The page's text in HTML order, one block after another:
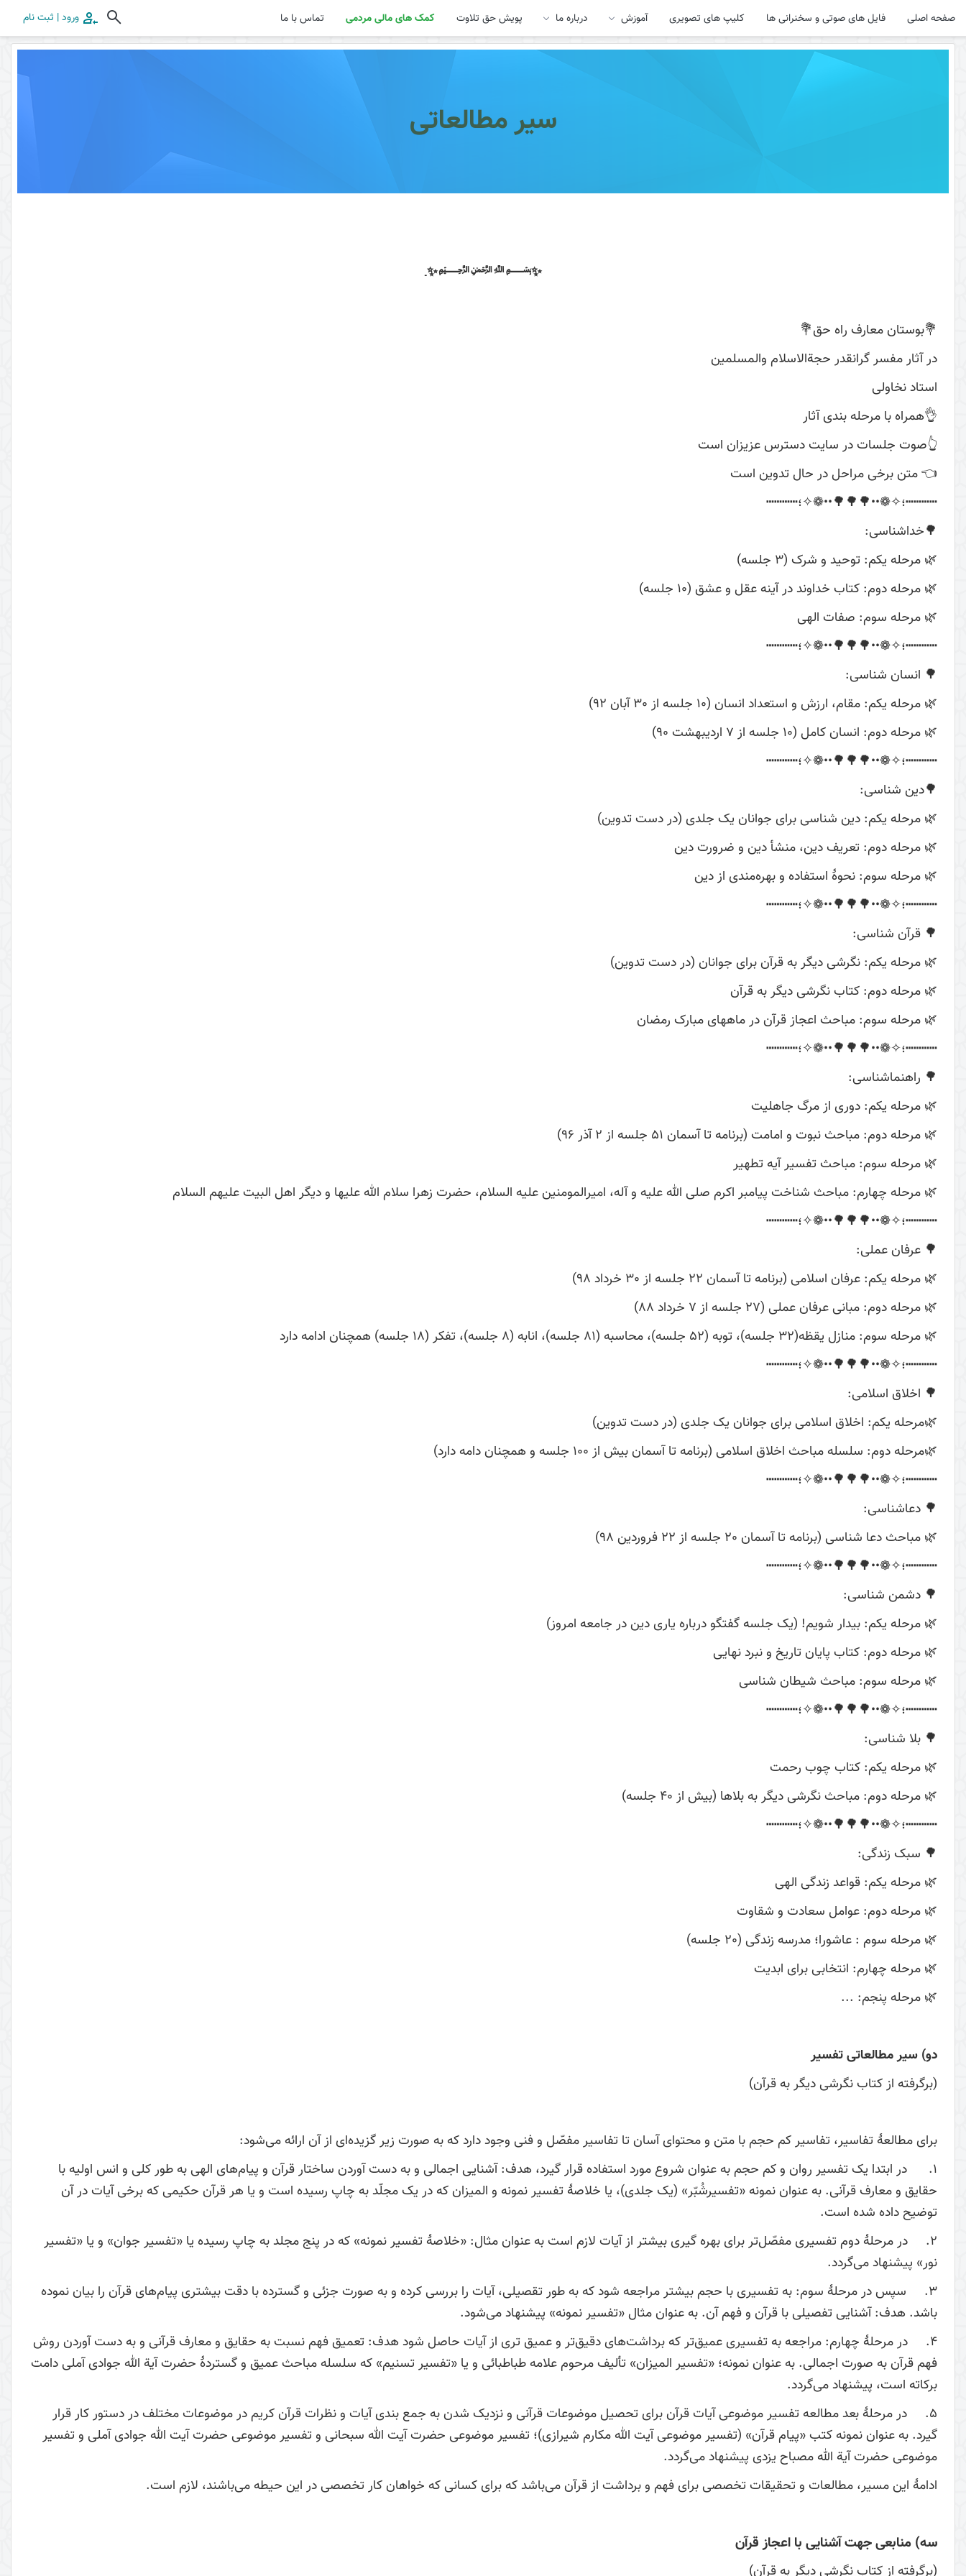
ورود | ثبت نام صفحه اصلی فایل های صوتی و سخنرانی ها کلیپ های تصویری آموزش درباره ما پویش حق تلاوت کمک های مالی مردمی تماس با ما
سیر مطالعاتی
✨﷽✨ـ
💐بوستان معارف راه حق💐
در آثار مفسر گرانقدر حجة‌الاسلام والمسلمین
استاد نخاولی
👌همراه با مرحله بندی آثار
👆صوت جلسات در سایت دسترس عزیزان است
👈 متن برخی مراحل در حال تدوین است
┅┅┅┅؛✧❁••🌳🌳🌳••❁✧؛┅┅┅┅
🌳خداشناسی:
🌿 مرحله یکم: توحید و شرک (3 جلسه)
🌿 مرحله دوم: کتاب خداوند در آینه عقل و عشق (10 جلسه)
🌿 مرحله سوم: صفات الهی
┅┅┅┅؛✧❁••🌳🌳🌳••❁✧؛┅┅┅┅
🌳 انسان شناسی:
🌿 مرحله یکم: مقام، ارزش و استعداد انسان (10 جلسه از 30 آبان 92)
🌿 مرحله دوم: انسان کامل (10 جلسه از 7 اردیبهشت 90)
┅┅┅┅؛✧❁••🌳🌳🌳••❁✧؛┅┅┅┅
🌳دین شناسی:
🌿 مرحله یکم: دین شناسی برای جوانان یک جلدی (در دست تدوین)
🌿 مرحله دوم: تعریف دین، منشأ دین و ضرورت دین
🌿 مرحله سوم: نحوۀ استفاده و بهره‌مندی از دین
┅┅┅┅؛✧❁••🌳🌳🌳••❁✧؛┅┅┅┅
🌳 قرآن شناسی:
🌿 مرحله یکم: نگرشی دیگر به قرآن برای جوانان (در دست تدوین)
🌿 مرحله دوم: کتاب نگرشی دیگر به قرآن
🌿 مرحله سوم: مباحث اعجاز قرآن در ماههای مبارک رمضان
┅┅┅┅؛✧❁••🌳🌳🌳••❁✧؛┅┅┅┅
🌳 راهنماشناسی:
🌿 مرحله یکم: دوری از مرگ جاهلیت
🌿 مرحله دوم: مباحث نبوت و امامت (برنامه تا آسمان 51 جلسه از 2 آذر 96)
🌿 مرحله سوم: مباحث تفسیر آیه تطهیر
🌿 مرحله چهارم: مباحث شناخت پیامبر اکرم صلی الله علیه و آله، امیرالمومنین علیه السلام، حضرت زهرا سلام الله علیها و دیگر اهل البیت علیهم السلام
┅┅┅┅؛✧❁••🌳🌳🌳••❁✧؛┅┅┅┅
🌳 عرفان عملی:
🌿 مرحله یکم: عرفان اسلامی (برنامه تا آسمان 22 جلسه از 30 خرداد 98)
🌿 مرحله دوم: مبانی عرفان عملی (27 جلسه از 7 خرداد 88)
🌿 مرحله سوم: منازل یقظه(32 جلسه)، توبه (52 جلسه)، محاسبه (81 جلسه)، انابه (8 جلسه)، تفکر (18 جلسه) همچنان ادامه دارد
┅┅┅┅؛✧❁••🌳🌳🌳••❁✧؛┅┅┅┅
🌳 اخلاق اسلامی:
🌿مرحله یکم: اخلاق اسلامی برای جوانان یک جلدی (در دست تدوین)
🌿مرحله دوم: سلسله مباحث اخلاق اسلامی (برنامه تا آسمان بیش از 100 جلسه و همچنان دامه دارد)
┅┅┅┅؛✧❁••🌳🌳🌳••❁✧؛┅┅┅┅
🌳 دعاشناسی:
🌿 مباحث دعا شناسی (برنامه تا آسمان 20 جلسه از 22 فروردین 98)
┅┅┅┅؛✧❁••🌳🌳🌳••❁✧؛┅┅┅┅
🌳 دشمن شناسی:
🌿 مرحله یکم: بیدار شویم! (یک جلسه گفتگو درباره یاری دین در جامعه امروز)
🌿 مرحله دوم: کتاب پایان تاریخ و نبرد نهایی
🌿 مرحله سوم: مباحث شیطان شناسی
┅┅┅┅؛✧❁••🌳🌳🌳••❁✧؛┅┅┅┅
🌳 بلا شناسی:
🌿 مرحله یکم: کتاب چوب رحمت
🌿 مرحله دوم: مباحث نگرشی دیگر به بلاها (بیش از 40 جلسه)
┅┅┅┅؛✧❁••🌳🌳🌳••❁✧؛┅┅┅┅
🌳 سبک زندگی:
🌿 مرحله یکم: قواعد زندگی الهی
🌿 مرحله دوم: عوامل سعادت و شقاوت
🌿 مرحله سوم : عاشورا؛ مدرسه زندگی (20 جلسه)
🌿 مرحله چهارم: انتخابی برای ابدیت
🌿 مرحله پنجم: ...
دو) سیر مطالعاتی تفسیر
(برگرفته از کتاب نگرشی دیگر به قرآن)
برای مطالعۀ تفاسیر، تفاسیر کم حجم با متن و محتوای آسان تا تفاسیر مفصّل و فنی وجود دارد که به صورت زیر گزیده‌ای از آن ارائه می‌شود:
1. در ابتدا یک تفسیر روان و کم حجم به عنوان شروع مورد استفاده قرار گیرد، هدف: آشنایی اجمالی و به دست آوردن ساختار قرآن و پیام‌‌‌‌‌های الهی به طور کلی و انس اولیه با
حقایق و معارف قرآنی. به عنوان نمونه «تفسیرشُبّر» (یک جلدی)، یا خلاصۀ تفسیر نمونه و المیزان که در یک مجلّد به چاپ رسیده است و یا هر قرآن حکیمی که برخی آیات در آن
توضیح داده شده است.
2. در مرحلۀ دوم تفسیری مفصّل‌‌‌‌‌‌‌‌‌‌‌‌‌تر برای بهره گیری بیشتر از آیات لازم است به عنوان مثال: «خلاصۀ تفسیر نمونه» که در پنج مجلد به چاپ رسیده یا «تفسیر جوان» و یا «تفسیر
نور» پیشنهاد می‌گردد.
3. سپس در مرحلۀ سوم: به تفسیری با حجم بیشتر مراجعه شود که به طور تقصیلی، آیات را بررسی کرده و به صورت جزئی و گسترده با دقت بیشتری پیام‌‌‌‌‌های قرآن را بیان نموده
باشد. هدف: آشنایی تفصیلی با قرآن و فهم آن. به عنوان مثال «تفسیر نمونه» پیشنهاد می‌شود.
4. در مرحلۀ چهارم: مراجعه به تفسیری عمیق‌‌‌‌‌‌‌‌‌‌‌‌‌تر که برداشت‌‌‌‌‌های دقیق‌‌‌‌‌‌‌‌‌‌‌‌‌تر و عمیق تری از آیات حاصل شود هدف: تعمیق فهم نسبت به حقایق و معارف قرآنی و به دست آوردن روش
فهم قرآن به صورت اجمالی. به عنوان نمونه؛ «تفسیر المیزان» تألیف مرحوم علامه طباطبائی و یا «تفسیر تسنیم» که سلسله مباحث عمیق و گستردۀ حضرت آیة الله جوادی آملی دامت
برکاته است، پیشنهاد می‌گردد.
5. در مرحلۀ بعد مطالعه تفسیر موضوعی آیات قرآن برای تحصیل موضوعات قرآنی و نزدیک شدن به جمع بندی آیات و نظرات قرآن کریم در موضوعات مختلف در دستور کار قرار
گیرد. به عنوان نمونه کتب «پیام قرآن» (تفسیر موضوعی آیت الله مکارم شیرازی)؛ تفسیر موضوعی حضرت آیت الله سبحانی و تفسیر موضوعی حضرت آیت الله جوادی آملی و تفسیر
موضوعی حضرت آیة الله مصباح یزدی پیشنهاد می‌گردد.
ادامۀ این مسیر، مطالعات و تحقیقات تخصصی برای فهم و برداشت از قرآن می‌باشد که برای کسانی که خواهان کار تخصصی در این حیطه می‌باشند، لازم است.
سه) منابعی جهت آشنایی با اعجاز قرآن
(برگرفته از کتاب نگرشی دیگر به قرآن)